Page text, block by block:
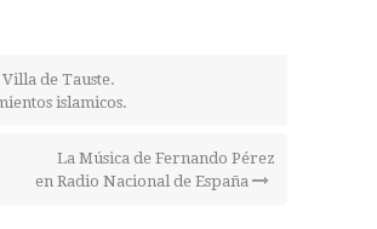
de Tauste.
islamicos.
La Música de Fernando Pérez
en Radio Nacional de España